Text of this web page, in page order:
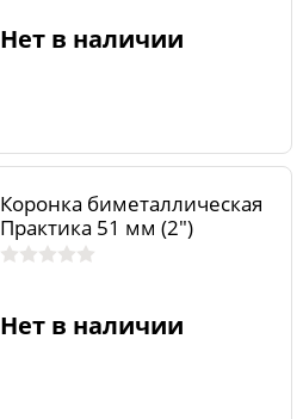
Нет в наличии
Коронка биметаллическая
Практика 51 мм (2")
Нет в наличии